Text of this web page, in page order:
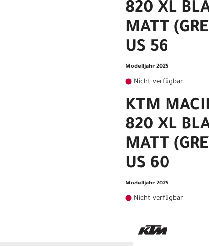
820 XL
MATT
US 56
Modelljahr 2025
Nicht verfügbar
KTM
820 XL
MATT
US 60
Modelljahr 2025
Nicht verfügbar